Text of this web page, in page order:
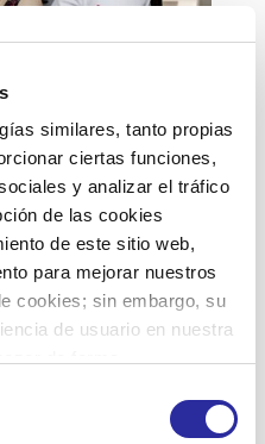
similares, tanto propias
ciertas funciones,
y analizar el tráfico
de las cookies
de este sitio web,
para mejorar nuestros
cookies; sin embargo, su
de usuario en nuestra
nuestra
Política de
Domiciliaria
altas